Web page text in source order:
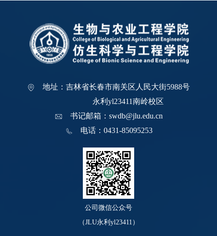
地址：吉林省长春市南关区人民大街5988号
永利yl23411南岭校区
书记邮箱：swdb@jlu.edu.cn
电话：0431-85095253
公司微信公众号
（JLU永利yl23411）